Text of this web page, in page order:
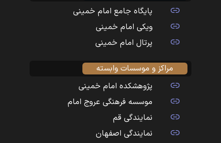
پایگاه جامع امام خمینی
ویکی امام خمینی
پرتال امام خمینی
مراکز و موسسات وابسته
پژوهشکده امام خمینی
موسسه فرهنگی عروج امام
نمایندگی قم
نمایندگی اصفهان